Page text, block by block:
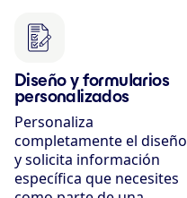
Diseño y formularios
personalizados
Personaliza
completamente el diseño
y solicita información
específica que necesites